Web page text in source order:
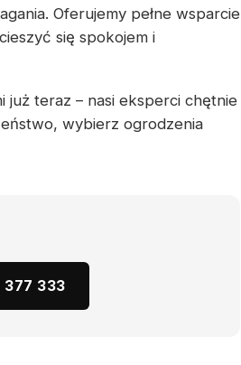
Oferujemy pełne wsparcie
się spokojem i
już teraz – nasi eksperci chętnie
wybierz ogrodzenia
377 333